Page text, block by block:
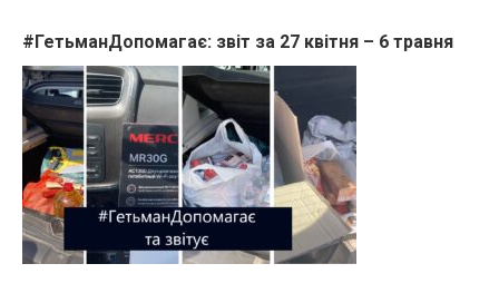
#ГетьманДопомагає: звіт за 27 квітня – 6 травня